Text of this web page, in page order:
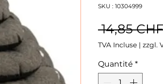
SKU : 10304999
14,85
TVA Incluse | zzgl.
Quantité *